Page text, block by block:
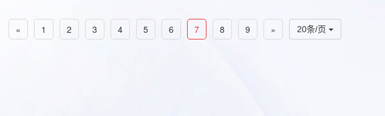
20条/页
« 1 2 3 4 5 6 7 8 9 »